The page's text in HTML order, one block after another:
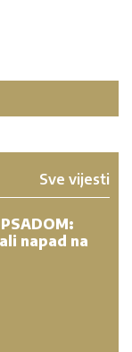
Sve vijesti
napad na